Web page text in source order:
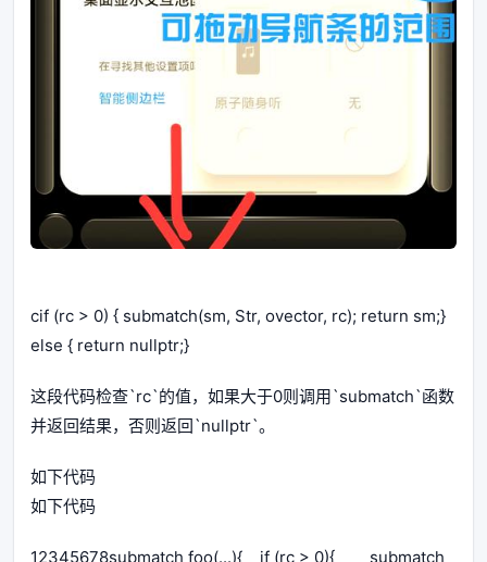
cif (rc > 0) { submatch(sm, Str, ovector, rc); return sm;}
else { return nullptr;}
这段代码检查`rc`的值，如果大于0则调用`submatch`函数
并返回结果，否则返回`nullptr`。
如下代码
如下代码
12345678submatch foo(...){ if (rc > 0){ submatch